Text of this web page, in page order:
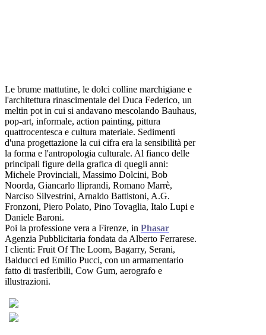
Le brume mattutine, le dolci colline marchigiane e
l'architettura rinascimentale del Duca Federico, un
meltin pot in cui si andavano mescolando Bauhaus,
pop-art, informale, action painting, pittura
quattrocentesca e cultura materiale. Sedimenti
d'una progettazione la cui cifra era la sensibilità per
la forma e l'antropologia culturale. Al fianco delle
principali figure della grafica di quegli anni:
Michele Provinciali, Massimo Dolcini, Bob
Noorda, Giancarlo lliprandi, Romano Marrè,
Narciso Silvestrini, Arnaldo Battistoni, A.G.
Fronzoni, Piero Polato, Pino Tovaglia, Italo Lupi e
Daniele Baroni.
Poi la professione vera a Firenze, in Phasar
Agenzia Pubblicitaria fondata da Alberto Ferrarese.
I clienti: Fruit Of The Loom, Bagarry, Serani,
Balducci ed Emilio Pucci, con un armamentario
fatto di trasferibili, Cow Gum, aerografo e
illustrazioni.